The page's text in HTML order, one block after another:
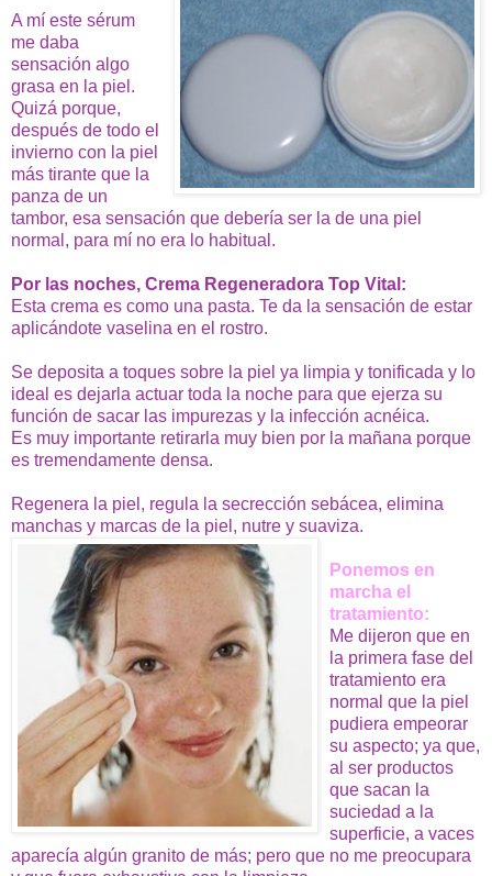
A mí este sérum
me daba
sensación algo
grasa en la piel.
Quizá porque,
después de todo el
invierno con la piel
más tirante que la
panza de un
tambor, esa sensación que debería ser la de una piel
normal, para mí no era lo habitual.
Por las noches, Crema Regeneradora Top Vital:
Esta crema es como una pasta. Te da la sensación de estar
aplicándote vaselina en el rostro.
Se deposita a toques sobre la piel ya limpia y tonificada y lo
ideal es dejarla actuar toda la noche para que ejerza su
función de sacar las impurezas y la infección acnéica.
Es muy importante retirarla muy bien por la mañana porque
es tremendamente densa.
Regenera la piel, regula la secrección sebácea, elimina
manchas y marcas de la piel, nutre y suaviza.
Ponemos en
marcha el
tratamiento:
Me dijeron que en
la primera fase del
tratamiento era
normal que la piel
pudiera empeorar
su aspecto; ya que,
al ser productos
que sacan la
suciedad a la
superficie, a vaces
aparecía algún granito de más; pero que no me preocupara